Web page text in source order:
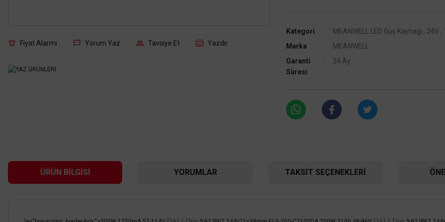
Fiyat Alarmı Yorum Yaz Tavsiye Et Yazdır
Kategori MEANWELL LED Güç Kaynağı , 24V ,
Marka
MEANWELL
Garanti
Süresi
24 Ay
ÜRÜN BILGISI YORUMLAR TAKSIT SEÇENEKLERI